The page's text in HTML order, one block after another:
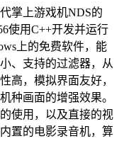
掌上游戏机NDS的
使用C++开发并运行
上的免费软件，能
、支持的过滤器，从
高，模拟界面友好，
种画面的增强效果。
使用，以及直接的视
置的电影录音机，算